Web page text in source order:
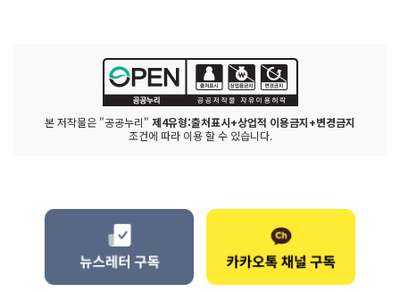
본 저작물은 "공공누리" 제4유형:출처표시+상업적 이용금지+변경금지
조건에 따라 이용 할 수 있습니다.